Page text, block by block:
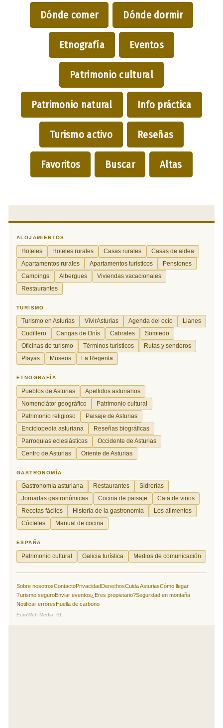
Dónde comer Dónde dormir
Etnografía Eventos
Patrimonio cultural
Patrimonio natural Info práctica
Turismo activo Reseñas
Favoritos Buscar Altas